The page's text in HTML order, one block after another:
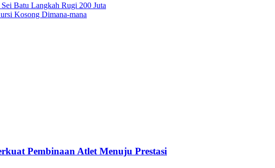
Batu Langkah Rugi 200 Juta
Kosong Dimana-mana
Pembinaan Atlet Menuju Prestasi